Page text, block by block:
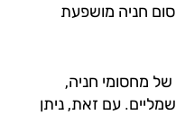
מושפעת
חניה,
עם זאת, ניתן